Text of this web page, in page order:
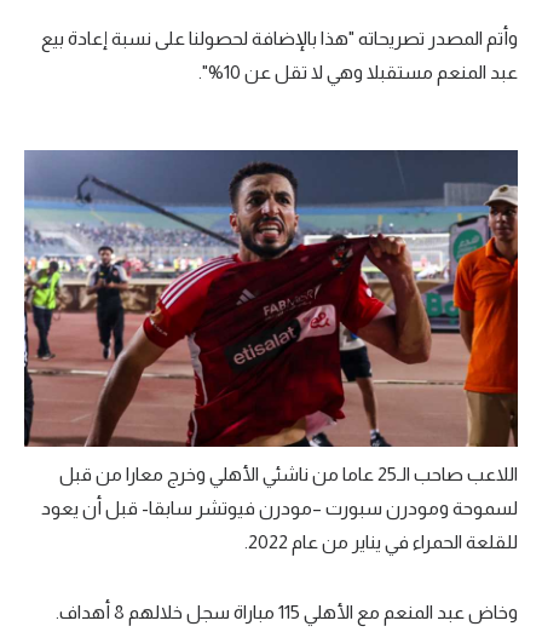
تحقيق في الجول
تقرير في الجول
تحليل في الجول
حكايات في الجول
كويز في الجول
فيديو في الجول
وأتم المصدر تصريحاته "هذا بالإضافة لحصولنا على نسبة إعادة بيع
عبد المنعم مستقبلا وهي لا تقل عن 10%".
اللاعب صاحب الـ25 عاما من ناشئي الأهلي وخرج معارا من قبل
لسموحة ومودرن سبورت –مودرن فيوتشر سابقا- قبل أن يعود
للقلعة الحمراء في يناير من عام 2022.
وخاض عبد المنعم مع الأهلي 115 مباراة سجل خلالهم 8 أهداف.